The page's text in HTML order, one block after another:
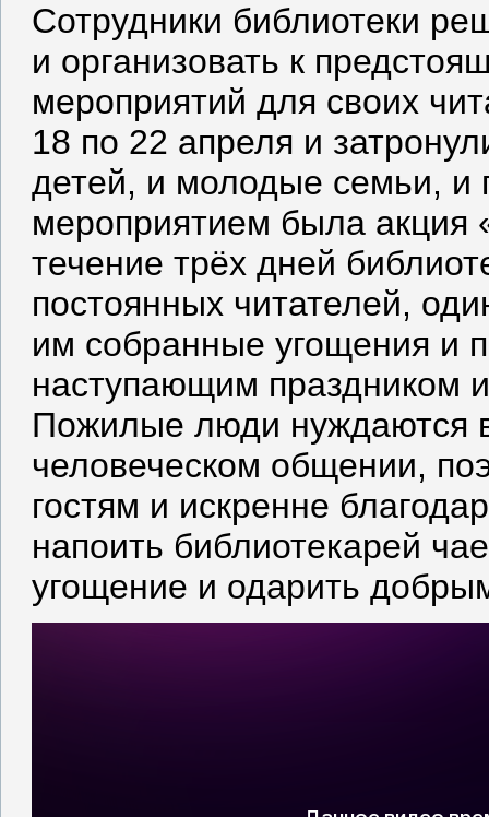
Сотрудники библиотеки
и организовать к
мероприятий для своих
18 по 22 апреля и
детей, и молодые семьи,
мероприятием была акция
течение трёх дней
постоянных читателей,
им собранные угощения и
наступающим праздником
Пожилые люди нуждаются
человеческом общении,
гостям и искренне
напоить библиотекарей
угощение и одарить